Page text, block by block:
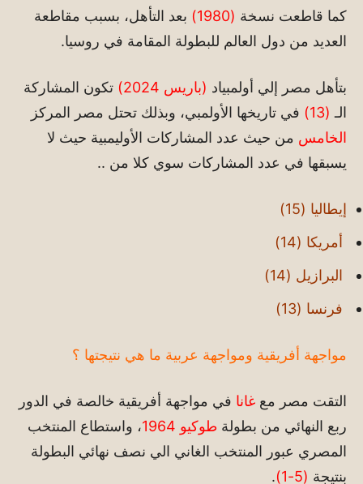
كما قاطعت نسخة (1980)
بعد التأهل، بسبب مقاطعة
العديد من دول العالم للبطولة المقامة في روسيا.
بتأهل مصر إلي أولمبياد (باريس 2024)
تكون المشاركة
الـ (13)
في تاريخها الأولمبي، وبذلك تحتل مصر المركز
الخامس من حيث عدد المشاركات الأوليمبية حيث لا
يسبقها في عدد المشاركات سوي كلا من ..
إيطاليا (15)
أمريكا (14)
البرازيل (14)
فرنسا (13)
مواجهة أفريقية ومواجهة عربية ما هي نتيجتها ؟
التقت مصر مع غانا في مواجهة أفريقية خالصة في الدور
ربع النهائي من بطولة طوكيو 1964
، واستطاع المنتخب
المصري عبور المنتخب الغاني الي نصف نهائي البطولة
بنتيجة (5-1)
.